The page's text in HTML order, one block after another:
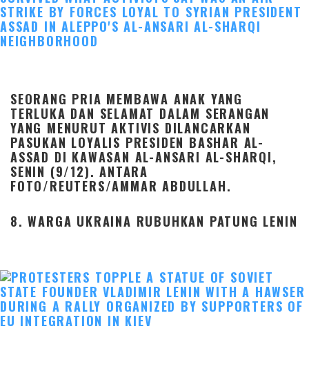
SEORANG PRIA MEMBAWA ANAK YANG
TERLUKA DAN SELAMAT DALAM SERANGAN
YANG MENURUT AKTIVIS DILANCARKAN
PASUKAN LOYALIS PRESIDEN BASHAR AL-
ASSAD DI KAWASAN AL-ANSARI AL-SHARQI,
SENIN (9/12). ANTARA
FOTO/REUTERS/AMMAR ABDULLAH.
8. WARGA UKRAINA RUBUHKAN PATUNG LENIN